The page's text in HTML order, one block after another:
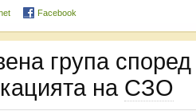
Facebook
група
на СЗО